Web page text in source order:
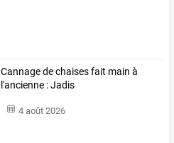
Cannage de chaises fait main à
l'ancienne : Jadis
4 août 2026